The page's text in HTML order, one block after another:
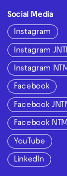
Social Media
Instagram
Instagram
Instagram
Facebook
Facebook
Facebook
YouTube
LinkedIn